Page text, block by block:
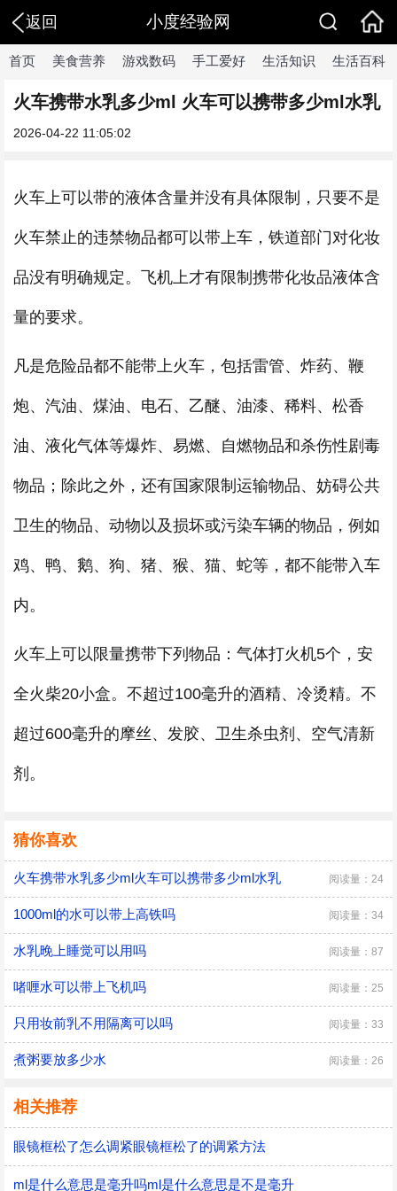
返回 小度经验网
首页 美食营养 游戏数码 手工爱好 生活知识 生活百科
火车携带水乳多少ml 火车可以携带多少ml水乳
2026-04-22 11:05:02
火车上可以带的液体含量并没有具体限制，只要不是
火车禁止的违禁物品都可以带上车，铁道部门对化妆
品没有明确规定。飞机上才有限制携带化妆品液体含
量的要求。
凡是危险品都不能带上火车，包括雷管、炸药、鞭
炮、汽油、煤油、电石、乙醚、油漆、稀料、松香
油、液化气体等爆炸、易燃、自燃物品和杀伤性剧毒
物品；除此之外，还有国家限制运输物品、妨碍公共
卫生的物品、动物以及损坏或污染车辆的物品，例如
鸡、鸭、鹅、狗、猪、猴、猫、蛇等，都不能带入车
内。
火车上可以限量携带下列物品：气体打火机5个，安
全火柴20小盒。不超过100毫升的酒精、冷烫精。不
超过600毫升的摩丝、发胶、卫生杀虫剂、空气清新
剂。
猜你喜欢
火车携带水乳多少ml火车可以携带多少ml水乳 阅读量：24
1000ml的水可以带上高铁吗 阅读量：34
水乳晚上睡觉可以用吗 阅读量：87
啫喱水可以带上飞机吗 阅读量：25
只用妆前乳不用隔离可以吗 阅读量：33
煮粥要放多少水 阅读量：26
相关推荐
眼镜框松了怎么调紧眼镜框松了的调紧方法
ml是什么意思是毫升吗ml是什么意思是不是毫升